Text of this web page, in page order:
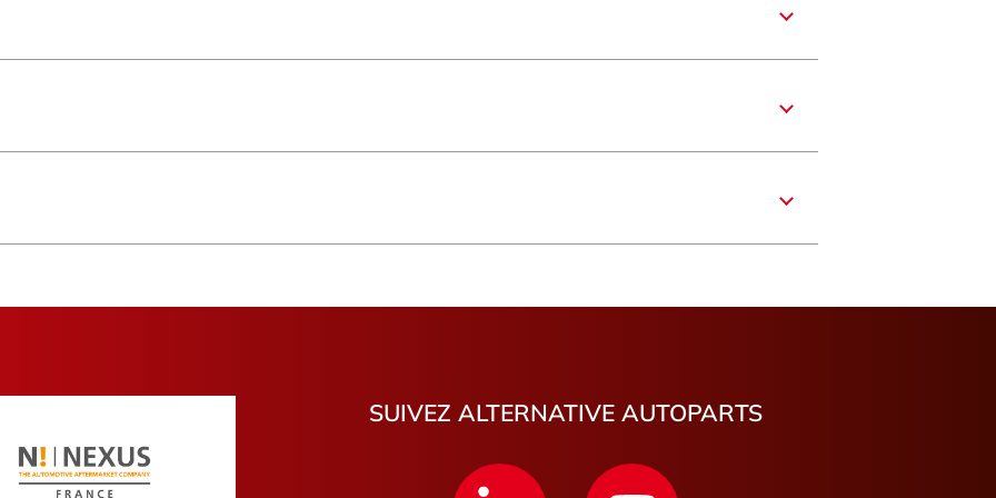
Bretagne Saint-Benoît
Pyrénées-Atlantiques Loir-et-Cher
Mouen
Pithiviers
SUIVEZ ALTERNATIVE AUTOPARTS